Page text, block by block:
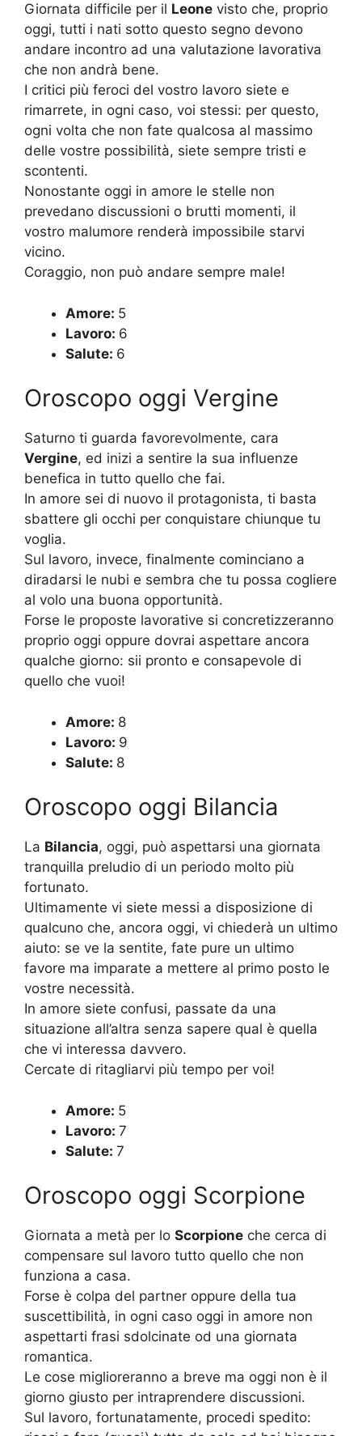
Giornata difficile per il Leone visto che, proprio
oggi, tutti i nati sotto questo segno devono
andare incontro ad una valutazione lavorativa
che non andrà bene.
I critici più feroci del vostro lavoro siete e
rimarrete, in ogni caso, voi stessi: per questo,
ogni volta che non fate qualcosa al massimo
delle vostre possibilità, siete sempre tristi e
scontenti.
Nonostante oggi in amore le stelle non
prevedano discussioni o brutti momenti, il
vostro malumore renderà impossibile starvi
vicino.
Coraggio, non può andare sempre male!
Amore: 5
Lavoro: 6
Salute: 6
Oroscopo oggi Vergine
Saturno ti guarda favorevolmente, cara
Vergine, ed inizi a sentire la sua influenze
benefica in tutto quello che fai.
In amore sei di nuovo il protagonista, ti basta
sbattere gli occhi per conquistare chiunque tu
voglia.
Sul lavoro, invece, finalmente cominciano a
diradarsi le nubi e sembra che tu possa cogliere
al volo una buona opportunità.
Forse le proposte lavorative si concretizzeranno
proprio oggi oppure dovrai aspettare ancora
qualche giorno: sii pronto e consapevole di
quello che vuoi!
Amore: 8
Lavoro: 9
Salute: 8
Oroscopo oggi Bilancia
La Bilancia, oggi, può aspettarsi una giornata
tranquilla preludio di un periodo molto più
fortunato.
Ultimamente vi siete messi a disposizione di
qualcuno che, ancora oggi, vi chiederà un ultimo
aiuto: se ve la sentite, fate pure un ultimo
favore ma imparate a mettere al primo posto le
vostre necessità.
In amore siete confusi, passate da una
situazione all’altra senza sapere qual è quella
che vi interessa davvero.
Cercate di ritagliarvi più tempo per voi!
Amore: 5
Lavoro: 7
Salute: 7
Oroscopo oggi Scorpione
Giornata a metà per lo Scorpione che cerca di
compensare sul lavoro tutto quello che non
funziona a casa.
Forse è colpa del partner oppure della tua
suscettibilità, in ogni caso oggi in amore non
aspettarti frasi sdolcinate od una giornata
romantica.
Le cose miglioreranno a breve ma oggi non è il
giorno giusto per intraprendere discussioni.
Sul lavoro, fortunatamente, procedi spedito: